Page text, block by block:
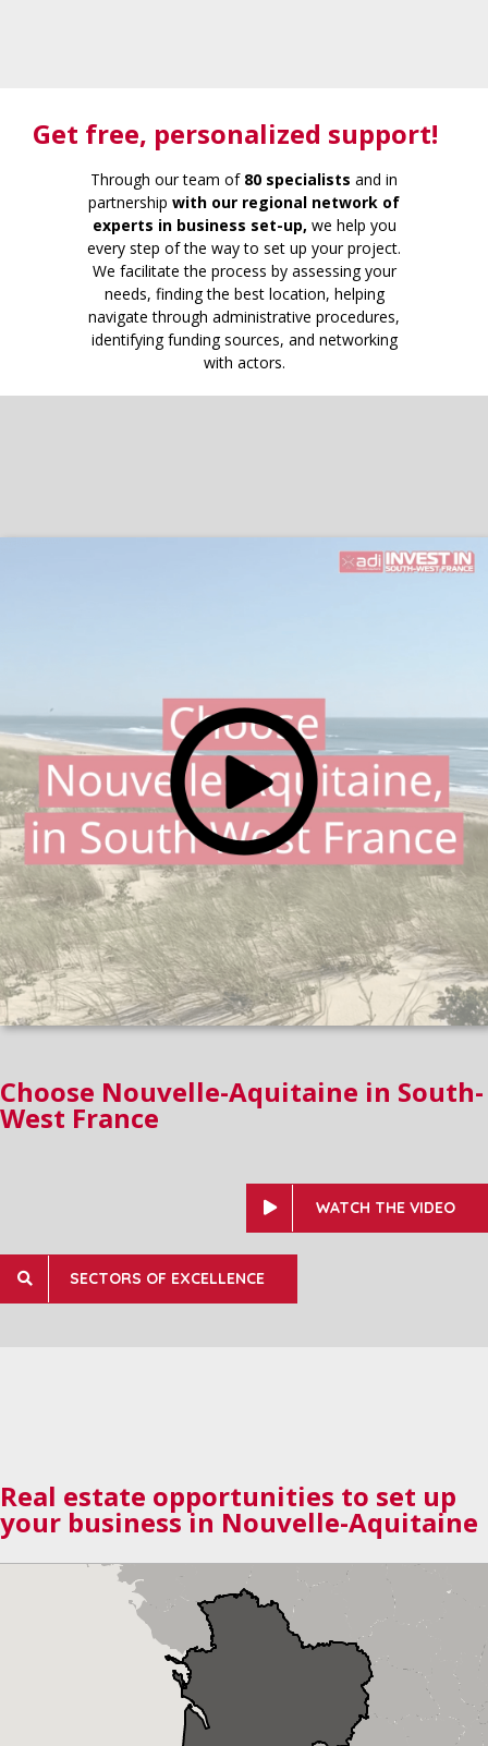
Get free, personalized support!
Through our team of 80 specialists and in
partnership with our regional network of
experts in business set-up, we help you
every step of the way to set up your project.
We facilitate the process by assessing your
needs, finding the best location, helping
navigate through administrative procedures,
identifying funding sources, and networking
with actors.
Choose Nouvelle-Aquitaine in South-
West France
WATCH THE VIDEO
SECTORS OF EXCELLENCE
Real estate opportunities to set up
your business in Nouvelle-Aquitaine